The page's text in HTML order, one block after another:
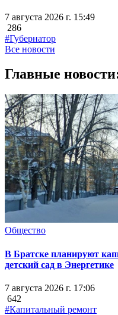
7 августа 2026 г. 15:49
286
#Губернатор
Все новости
Главные
Общество
В Братске планируют
детский сад в Энергетике
7 августа 2026 г. 17:06
642
#Капитальный ремонт